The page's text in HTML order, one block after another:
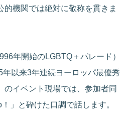
的機関では絶対に敬称を貫きま
年開始のLGBTQ＋パレード）
以来3年連続ヨーロッパ最優秀
のイベント現場では、参加者同
」と砕けた口調で話します。